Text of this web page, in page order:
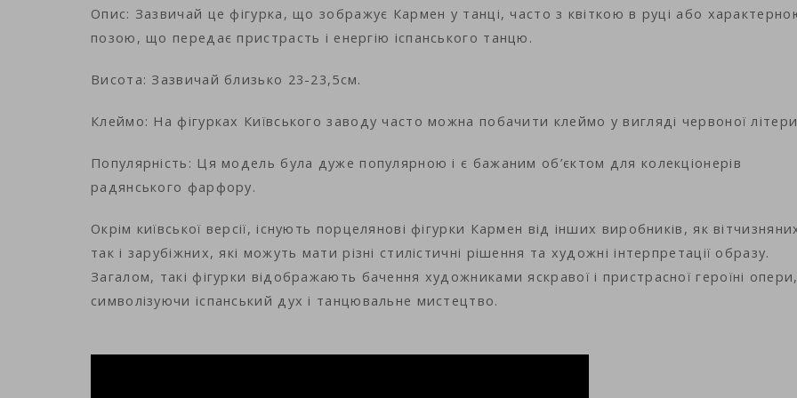
Опис: Зазвичай це фігурка, що зображує Кармен у танці, часто з квіткою в руці або
позою, що передає пристрасть і енергію іспанського танцю.
Висота: Зазвичай близько 23-23,5см.
Клеймо: На фігурках Київського заводу часто можна побачити клеймо у вигляді червоної літери
Популярність: Ця модель була дуже популярною і є бажаним об’єктом для колекціонерів
радянського фарфору.
Окрім київської версії, існують порцелянові фігурки Кармен від інших виробників, як
так і зарубіжних, які можуть мати різні стилістичні рішення та художні інтерпретації образу.
Загалом, такі фігурки відображають бачення художниками яскравої і пристрасної героїні опери,
символізуючи іспанський дух і танцювальне мистецтво.